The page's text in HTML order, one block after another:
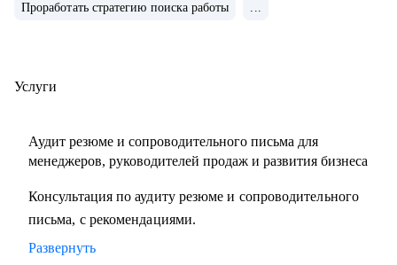
сопроводительное письмо.
• Определиться с карьерной целью.
уровня до руководителя подразделения.
команды.
Проработать стратегию поиска работы ...
Услуги
Аудит резюме и сопроводительного письма для
менеджеров, руководителей продаж и развития бизнеса
Консультация по аудиту резюме и сопроводительного
письма, с рекомендациями.
Развернуть